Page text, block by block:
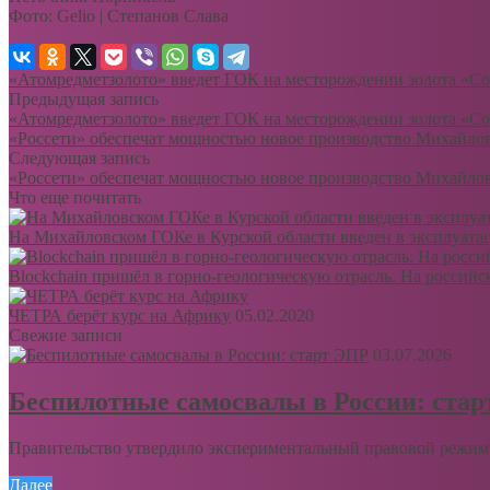
Фото: Gelio | Степанов Слава
«Атомредметзолото» введет ГОК на месторождении золота
Предыдущая запись
«Атомредметзолото» введет ГОК на месторождении золота
«Россети» обеспечат мощностью новое производство
Следующая запись
«Россети» обеспечат мощностью новое производство
Что еще почитать
На Михайловском ГОКе в Курской области введен в
Blockchain пришёл в горно-геологическую отрасль. На
ЧЕТРА берёт курс на Африку 05.02.2020
Свежие записи
03.07.2026
Беспилотные самосвалы в России:
Правительство утвердило экспериментальный правовой
Далее